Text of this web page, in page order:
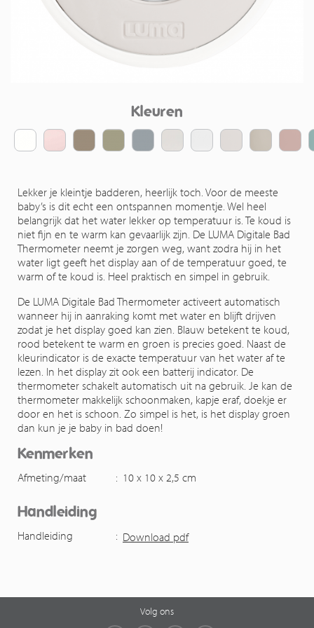
Kleuren
Lekker je kleintje badderen, heerlijk toch. Voor de meeste
baby’s is dit echt een ontspannen momentje. Wel heel
belangrijk dat het water lekker op temperatuur is. Te koud is
niet fijn en te warm kan gevaarlijk zijn. De LUMA Digitale Bad
Thermometer neemt je zorgen weg, want zodra hij in het
water ligt geeft het display aan of de temperatuur goed, te
warm of te koud is. Heel praktisch en simpel in gebruik.
De LUMA Digitale Bad Thermometer activeert automatisch
wanneer hij in aanraking komt met water en blijft drijven
zodat je het display goed kan zien. Blauw betekent te koud,
rood betekent te warm en groen is precies goed. Naast de
kleurindicator is de exacte temperatuur van het water af te
lezen. In het display zit ook een batterij indicator. De
thermometer schakelt automatisch uit na gebruik. Je kan de
thermometer makkelijk schoonmaken, kapje eraf, doekje er
door en het is schoon. Zo simpel is het, is het display groen
dan kun je je baby in bad doen!
Kenmerken
Afmeting/maat : 10 x 10 x 2,5 cm
Handleiding
Handleiding : Download pdf
Volg ons